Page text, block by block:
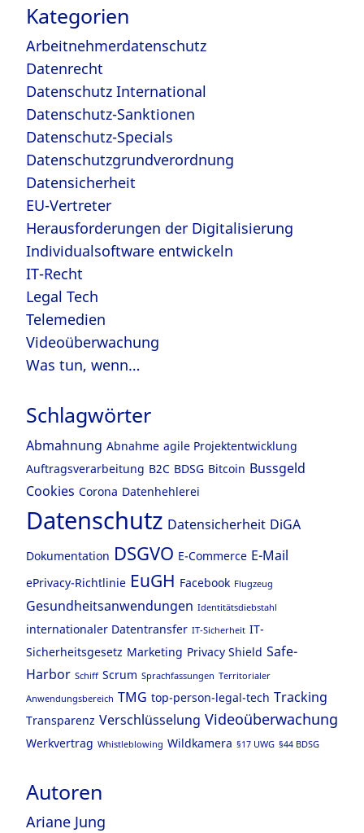
Kategorien
Arbeitnehmerdatenschutz
Datenrecht
Datenschutz International
Datenschutz-Sanktionen
Datenschutz-Specials
Datenschutzgrundverordnung
Datensicherheit
EU-Vertreter
Herausforderungen der Digitalisierung
Individualsoftware entwickeln
IT-Recht
Legal Tech
Telemedien
Videoüberwachung
Was tun, wenn…
Schlagwörter
Abmahnung Abnahme agile Projektentwicklung
Auftragsverarbeitung B2C BDSG Bitcoin Bussgeld
Cookies Corona Datenhehlerei
Datenschutz Datensicherheit DiGA
Dokumentation DSGVO E-Commerce E-Mail
ePrivacy-Richtlinie EuGH Facebook Flugzeug
Gesundheitsanwendungen Identitätsdiebstahl
internationaler Datentransfer IT-Sicherheit IT-
Sicherheitsgesetz Marketing Privacy Shield Safe-
Harbor Schiff Scrum Sprachfassungen Territorialer
Anwendungsbereich TMG top-person-legal-tech Tracking
Transparenz Verschlüsselung Videoüberwachung
Werkvertrag Whistleblowing Wildkamera §17 UWG §44 BDSG
Autoren
Ariane Jung